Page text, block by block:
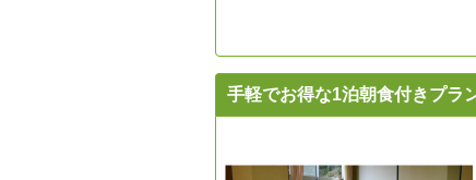
手軽でお得な1泊朝食付きプラ